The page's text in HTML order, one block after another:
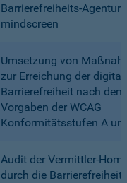
Barrierefreiheits-Agentur
mindscreen
Umsetzung von
zur Erreichung der
Barrierefreiheit nach den
Vorgaben der WCAG
Konformitätsstufen A
Audit der Vermittler-
durch die